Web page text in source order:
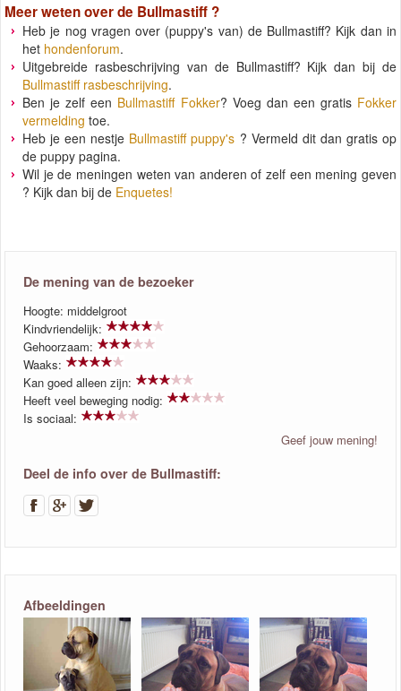
Meer weten over de Bullmastiff ?
Heb je nog vragen over (puppy's van) de Bullmastiff? Kijk dan in
het hondenforum.
Uitgebreide rasbeschrijving van de Bullmastiff? Kijk dan bij de
Bullmastiff rasbeschrijving.
Ben je zelf een Bullmastiff Fokker? Voeg dan een gratis Fokker
vermelding toe.
Heb je een nestje Bullmastiff puppy's ? Vermeld dit dan gratis op
de puppy pagina.
Wil je de meningen weten van anderen of zelf een mening geven
? Kijk dan bij de Enquetes!
De mening van de bezoeker
Hoogte: middelgroot
Kindvriendelijk:
Gehoorzaam:
Waaks:
Kan goed alleen zijn:
Heeft veel beweging nodig:
Is sociaal:
Geef jouw mening!
Deel de info over de Bullmastiff:
Afbeeldingen